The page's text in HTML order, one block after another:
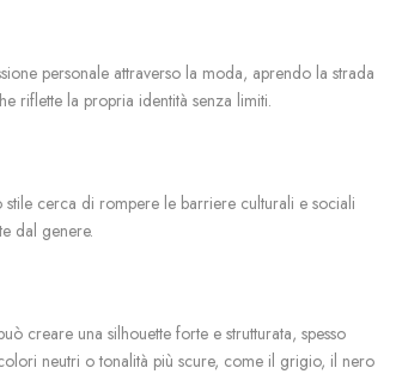
personale attraverso la moda, aprendo la strada
riflette la propria identità senza limiti.
cerca di rompere le barriere culturali e sociali
dal genere.
creare una silhouette forte e strutturata, spesso
neutri o tonalità più scure, come il grigio, il nero